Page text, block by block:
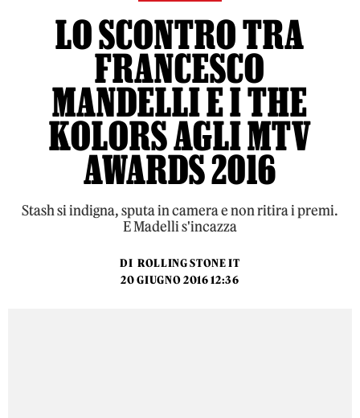
LO SCONTRO TRA
FRANCESCO
MANDELLI E I THE
KOLORS AGLI MTV
AWARDS 2016
Stash si indigna, sputa in camera e non ritira i premi.
E Madelli s'incazza
DI ROLLING STONE IT
20 GIUGNO 2016 12:36